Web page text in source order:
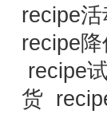
recipe活
recipe
recipe
货